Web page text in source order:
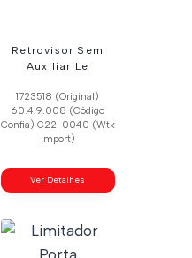
Retrovisor Sem
Auxiliar Le
1723518 (Original)
60.4.9.008 (Código
Confia) C22-0040 (Wtk
Import)
Ver Detalhes